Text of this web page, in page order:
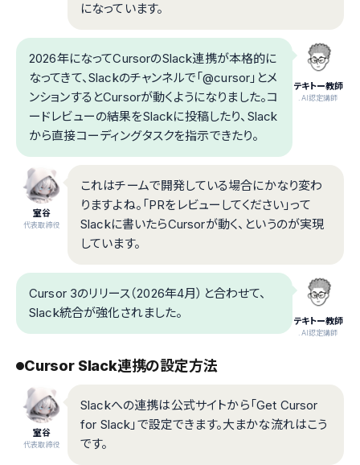
になっています。
テキトー教師
.AI認定講師
2026年になってCursorのSlack連携が本格的に
なってきて、Slackのチャンネルで「@cursor」とメ
ンションするとCursorが動くようになりました。コ
ードレビューの結果をSlackに投稿したり、Slack
から直接コーディングタスクを指示できたり。
室谷
代表取締役
これはチームで開発している場合にかなり変わ
りますよね。「PRをレビューしてください」って
Slackに書いたらCursorが動く、というのが実現
しています。
テキトー教師
.AI認定講師
Cursor 3のリリース（2026年4月）と合わせて、
Slack統合が強化されました。
Cursor Slack連携の設定方法
室谷
代表取締役
Slackへの連携は公式サイトから「Get Cursor
for Slack」で設定できます。大まかな流れはこう
です。